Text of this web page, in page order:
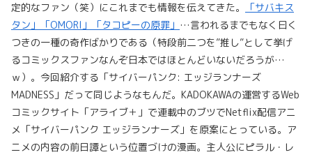
定的なファン（笑）にこれまでも情報を伝えてきた。
「サバキス
タン」
「OMORI」 「タコピーの原罪」 …言われるまでもなく曰く
つきの一種の奇作ばかりである（特段前二つを”推し”として挙げ
るコミックスファンなんぞ日本ではほとんどいないだろうが…
ｗ）。今回紹介する「サイバーパンク: エッジランナーズ
MADNESS」だって同じようなもんだ。KADOKAWAの運営するWeb
コミックサイト「アライブ＋」で連載中のブツでNetflix配信アニ
メ「サイバーパンク エッジランナーズ」を原案にとっている。ア
ニメの内容の前日譚という位置づけの漫画。主人公にピラル・レ